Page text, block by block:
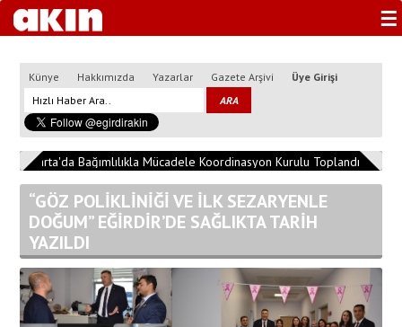
☰
Künye Hakkımızda Yazarlar Gazete Arşivi Üye Girişi
Isparta'da Bağımlılıkla Mücadele Koordinasyon Kurulu Toplandı
“GÖZ POLİKLİNİĞİ VE İLK SEZARYENLE
DOĞUM” EĞİRDİR’DE SAĞLIKTA TARİH
YAZILDI